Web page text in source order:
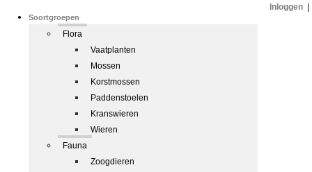
Soortgroepen
Flora
Vaatplanten
Mossen
Korstmossen
Paddenstoelen
Kranswieren
Wieren
Fauna
Zoogdieren
Inloggen